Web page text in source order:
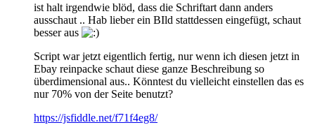
ist halt irgendwie blöd, dass die Schriftart dann anders
ausschaut .. Hab lieber ein BIld stattdessen eingefügt, schaut
besser aus
Script war jetzt eigentlich fertig, nur wenn ich diesen jetzt in
Ebay reinpacke schaut diese ganze Beschreibung so
überdimensional aus.. Könntest du vielleicht einstellen das es
nur 70% von der Seite benutzt?
https://jsfiddle.net/f71f4eg8/